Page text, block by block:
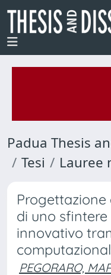
Padua Thesis
Tesi
Lauree
di uno
innovativo
PEGORARO,